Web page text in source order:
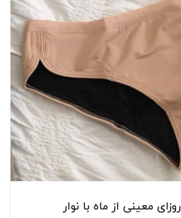
معینی از ماه با نوار